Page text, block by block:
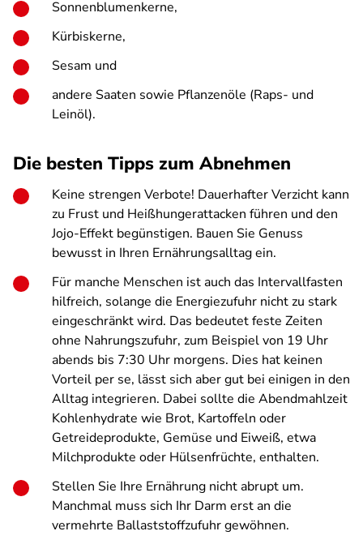
Sonnenblumenkerne,
Kürbiskerne,
Sesam und
andere Saaten sowie Pflanzenöle (Raps- und
Leinöl).
Die besten Tipps zum Abnehmen
Keine strengen Verbote! Dauerhafter Verzicht kann
zu Frust und Heißhungerattacken führen und den
Jojo-Effekt begünstigen. Bauen Sie Genuss
bewusst in Ihren Ernährungsalltag ein.
Für manche Menschen ist auch das Intervallfasten
hilfreich, solange die Energiezufuhr nicht zu stark
eingeschränkt wird. Das bedeutet feste Zeiten
ohne Nahrungszufuhr, zum Beispiel von 19 Uhr
abends bis 7:30 Uhr morgens. Dies hat keinen
Vorteil per se, lässt sich aber gut bei einigen in den
Alltag integrieren. Dabei sollte die Abendmahlzeit
Kohlenhydrate wie Brot, Kartoffeln oder
Getreideprodukte, Gemüse und Eiweiß, etwa
Milchprodukte oder Hülsenfrüchte, enthalten.
Stellen Sie Ihre Ernährung nicht abrupt um.
Manchmal muss sich Ihr Darm erst an die
vermehrte Ballaststoffzufuhr gewöhnen.